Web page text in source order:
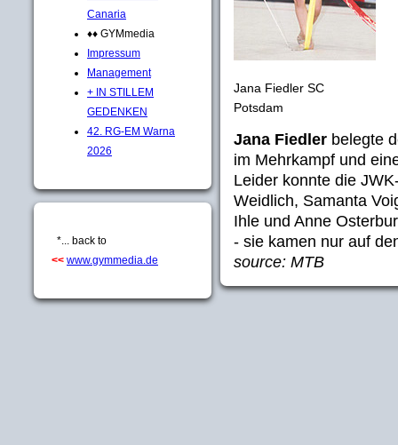
Canaria
♦♦ GYMmedia
Impressum
Management
+ IN STILLEM
GEDENKEN
42. RG-EM Warna
2026
*... back to
<< www.gymmedia.de
Jana Fiedler SC
Potsdam
Jana Fiedler belegte
im Mehrkampf und
Leider konnte die
Weidlich, Samanta
Ihle und Anne
- sie kamen nur auf
source: MTB